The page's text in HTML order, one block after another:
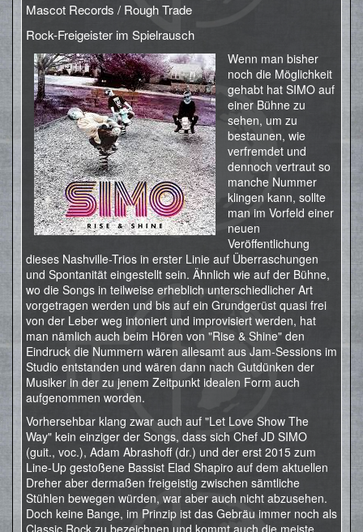
Mascot Records / Rough Trade
Rock-Freigeister im Spielrausch
Wenn man bisher
noch die Möglichkeit
gehabt hat SIMO auf
einer Bühne zu
sehen, um zu
bestaunen, wie
verfremdet und
dennoch vertraut so
manche Nummer
klingen kann, sollte
man im Vorfeld einer
neuen
Veröffentlichung
dieses Nashville-Trios in erster Linie auf Überraschungen
und Spontanität eingestellt sein. Ähnlich wie auf der Bühne,
wo die Songs in teilweise erheblich unterschiedlicher Art
vorgetragen werden und bis auf ein Grundgerüst quasi frei
von der Leber weg intoniert und improvisiert werden, hat
man nämlich auch beim Hören von "Rise & Shine" den
Eindruck die Nummern wären allesamt aus Jam-Sessions im
Studio entstanden und wären dann nach Gutdünken der
Musiker in der zu jenem Zeitpunkt idealen Form auch
aufgenommen worden.
Vorhersehbar klang zwar auch auf "Let Love Show The
Way" kein einziger der Songs, dass sich Chef JD SIMO
(guit., voc.), Adam Abrashoff (dr.) und der erst 2015 zum
Line-Up gestoßene Bassist Elad Shapiro auf dem aktuellen
Dreher aber dermaßen freigeistig zwischen sämtliche
Stühlen bewegen würden, war aber auch nicht abzusehen.
Doch keine Bange, im Prinzip ist das Gebräu immer noch als
Classic Rock zu bezeichnen und kommt auch die meiste